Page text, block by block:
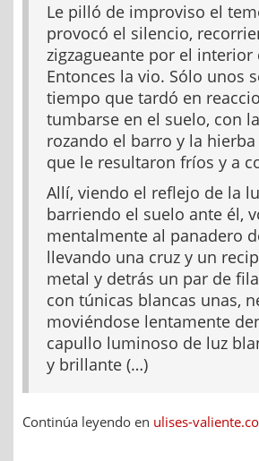
Le pilló de improviso el
provocó el silencio,
zigzagueante por el interior
Entonces la vio. Sólo unos
tiempo que tardó en
tumbarse en el suelo, con
rozando el barro y la
que le resultaron fríos y a
Allí, viendo el reflejo de la
barriendo el suelo ante él,
mentalmente al panadero
llevando una cruz y un
metal y detrás un par de
con túnicas blancas unas,
moviéndose lentamente
capullo luminoso de luz
y brillante (…)
Continúa leyendo en ulises-